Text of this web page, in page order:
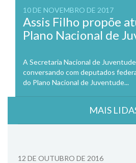
10 DE NOVEMBRO DE 2017
Assis Filho propõe
Plano Nacional de
A Secretaria Nacional de
conversando com deputados
do Plano Nacional de Juventude...
MAIS
12 DE OUTUBRO DE 2016